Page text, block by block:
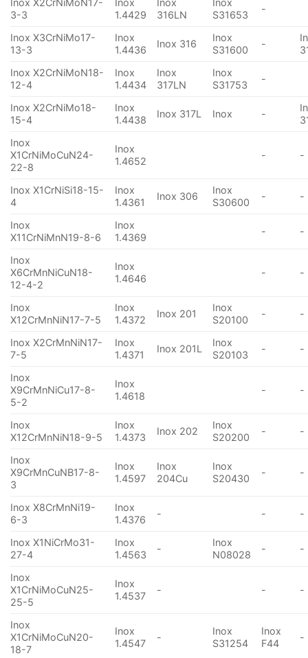
Inox X2CrNiMoN17-
3-3
Inox
1.4429
Inox
316LN
Inox
S31653
-
Inox X3CrNiMo17-
13-3
Inox
1.4436
Inox 316
Inox
S31600
-
Inox X2CrNiMoN18-
12-4
Inox
1.4434
Inox
317LN
Inox
S31753
-
Inox X2CrNiMo18-
15-4
Inox
1.4438
Inox 317L Inox -
Inox
X1CrNiMoCuN24-
22-8
Inox
1.4652
- -
Inox X1CrNiSi18-15-
4
Inox
1.4361
Inox 306
Inox
S30600
- -
Inox
X11CrNiMnN19-8-6
Inox
1.4369
- -
Inox
X6CrMnNiCuN18-
12-4-2
Inox
1.4646
- -
Inox
X12CrMnNiN17-7-5
Inox
1.4372
Inox 201
Inox
S20100
- -
Inox X2CrMnNiN17-
7-5
Inox
1.4371
Inox 201L
Inox
S20103
- -
Inox
X9CrMnNiCu17-8-
5-2
Inox
1.4618
- -
Inox
X12CrMnNiN18-9-5
Inox
1.4373
Inox 202
Inox
S20200
- -
Inox
X9CrMnCuNB17-8-
3
Inox
1.4597
Inox
204Cu
Inox
S20430
- -
Inox X8CrMnNi19-
6-3
Inox
1.4376
- - -
Inox X1NiCrMo31-
27-4
Inox
1.4563
-
Inox
N08028
- -
Inox
X1CrNiMoCuN25-
25-5
Inox
1.4537
- - -
Inox
X1CrNiMoCuN20-
18-7
Inox
1.4547
-
Inox
S31254
Inox
F44
-